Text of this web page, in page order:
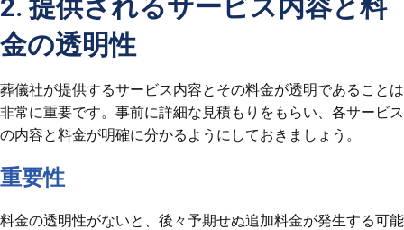
2. 提供されるサービス内容と料
金の透明性
葬儀社が提供するサービス内容とその料金が透明であることは
非常に重要です。事前に詳細な見積もりをもらい、各サービス
の内容と料金が明確に分かるようにしておきましょう。
重要性
料金の透明性がないと、後々予期せぬ追加料金が発生する可能